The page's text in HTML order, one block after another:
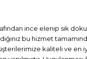
ince elenip sık
bu hizmet
kaliteli ve en